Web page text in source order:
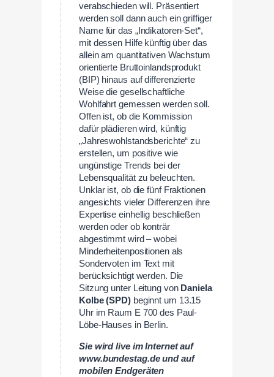
verabschieden will. Präsentiert
werden soll dann auch ein griffiger
Name für das „Indikatoren-Set“,
mit dessen Hilfe künftig über das
allein am quantitativen Wachstum
orientierte Bruttoinlandsprodukt
(BIP) hinaus auf differenzierte
Weise die gesellschaftliche
Wohlfahrt gemessen werden soll.
Offen ist, ob die Kommission
dafür plädieren wird, künftig
„Jahreswohlstandsberichte“ zu
erstellen, um positive wie
ungünstige Trends bei der
Lebensqualität zu beleuchten.
Unklar ist, ob die fünf Fraktionen
angesichts vieler Differenzen ihre
Expertise einhellig beschließen
werden oder ob konträr
abgestimmt wird – wobei
Minderheitenpositionen als
Sondervoten im Text mit
berücksichtigt werden. Die
Sitzung unter Leitung von Daniela
Kolbe (SPD)beginnt um 13.15
Uhr im Raum E 700 des Paul-
Löbe-Hauses in Berlin.
Sie wird live im Internet auf
www.bundestag.de und auf
mobilen Endgeräten